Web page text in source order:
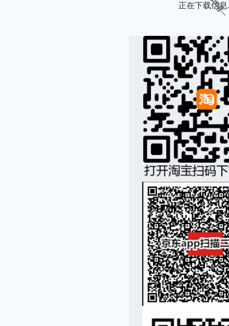
正在下载信息